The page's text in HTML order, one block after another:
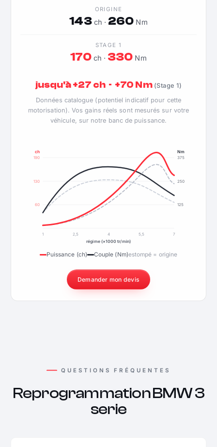
ORIGINE
143ch · 260 Nm
STAGE 1
170ch · 330 Nm
jusqu'à +27 ch · +70 Nm (Stage 1)
Données catalogue (potentiel indicatif pour cette
motorisation). Vos gains réels sont mesurés sur votre
véhicule, sur notre banc de puissance.
60
130
190
125
250
375
ch Nm
1 2,5 4 5,5
7
régime (×1000 tr/min)
Puissance (ch) Couple (Nm)estompé = origine
Demander mon devis
QUESTIONS FRÉQUENTES
Reprogrammation BMW 3
serie